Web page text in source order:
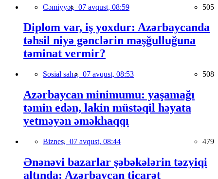
Cəmiyyət, 07 avqust, 08:59 505
Diplom var, iş yoxdur: Azərbaycanda
təhsil niyə gənclərin məşğulluğuna
təminat vermir?
Sosial sahə, 07 avqust, 08:53 508
Azərbaycan minimumu: yaşamağı
təmin edən, lakin müstəqil həyata
yetməyən əməkhaqqı
Biznes, 07 avqust, 08:44 479
Ənənəvi bazarlar şəbəkələrin təzyiqi
altında: Azərbaycan ticarət